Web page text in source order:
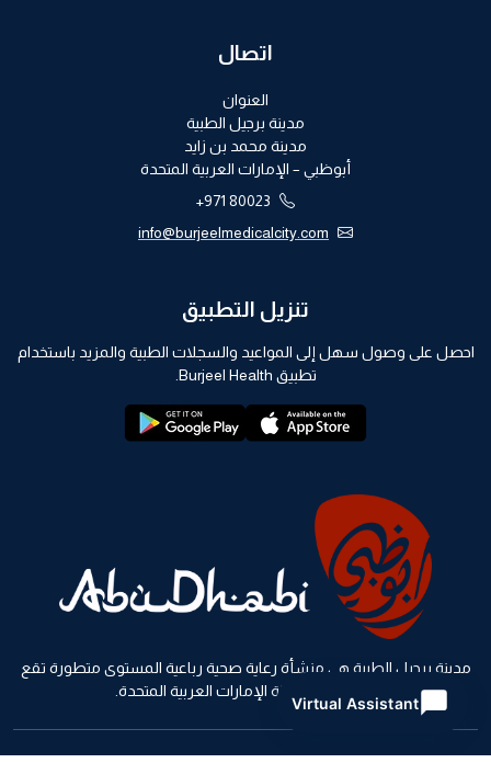
مدينة برجيل الطبية هي منشأة رعاية صحية رباعية المستوى متطورة تقع
في أبوظبي، دولة الإمارات العربية المتحدة.
اتصال
العنوان
مدينة برجيل الطبية
مدينة محمد بن زايد
أبوظبي – الإمارات العربية المتحدة
+971 80023
info@burjeelmedicalcity.com
تنزيل التطبيق
احصل على وصول سهل إلى المواعيد والسجلات الطبية والمزيد باستخدام
تطبيق Burjeel Health.
appstore:
playstore:
Virtual Assistant